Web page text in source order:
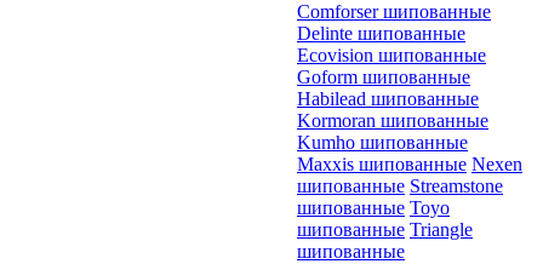
Comforser шипованные
Delinte шипованные
Ecovision шипованные
Goform шипованные
Habilead шипованные
Kormoran шипованные
Kumho шипованные
Maxxis шипованные Nexen
шипованные Streamstone
шипованные Toyo
шипованные Triangle
шипованные